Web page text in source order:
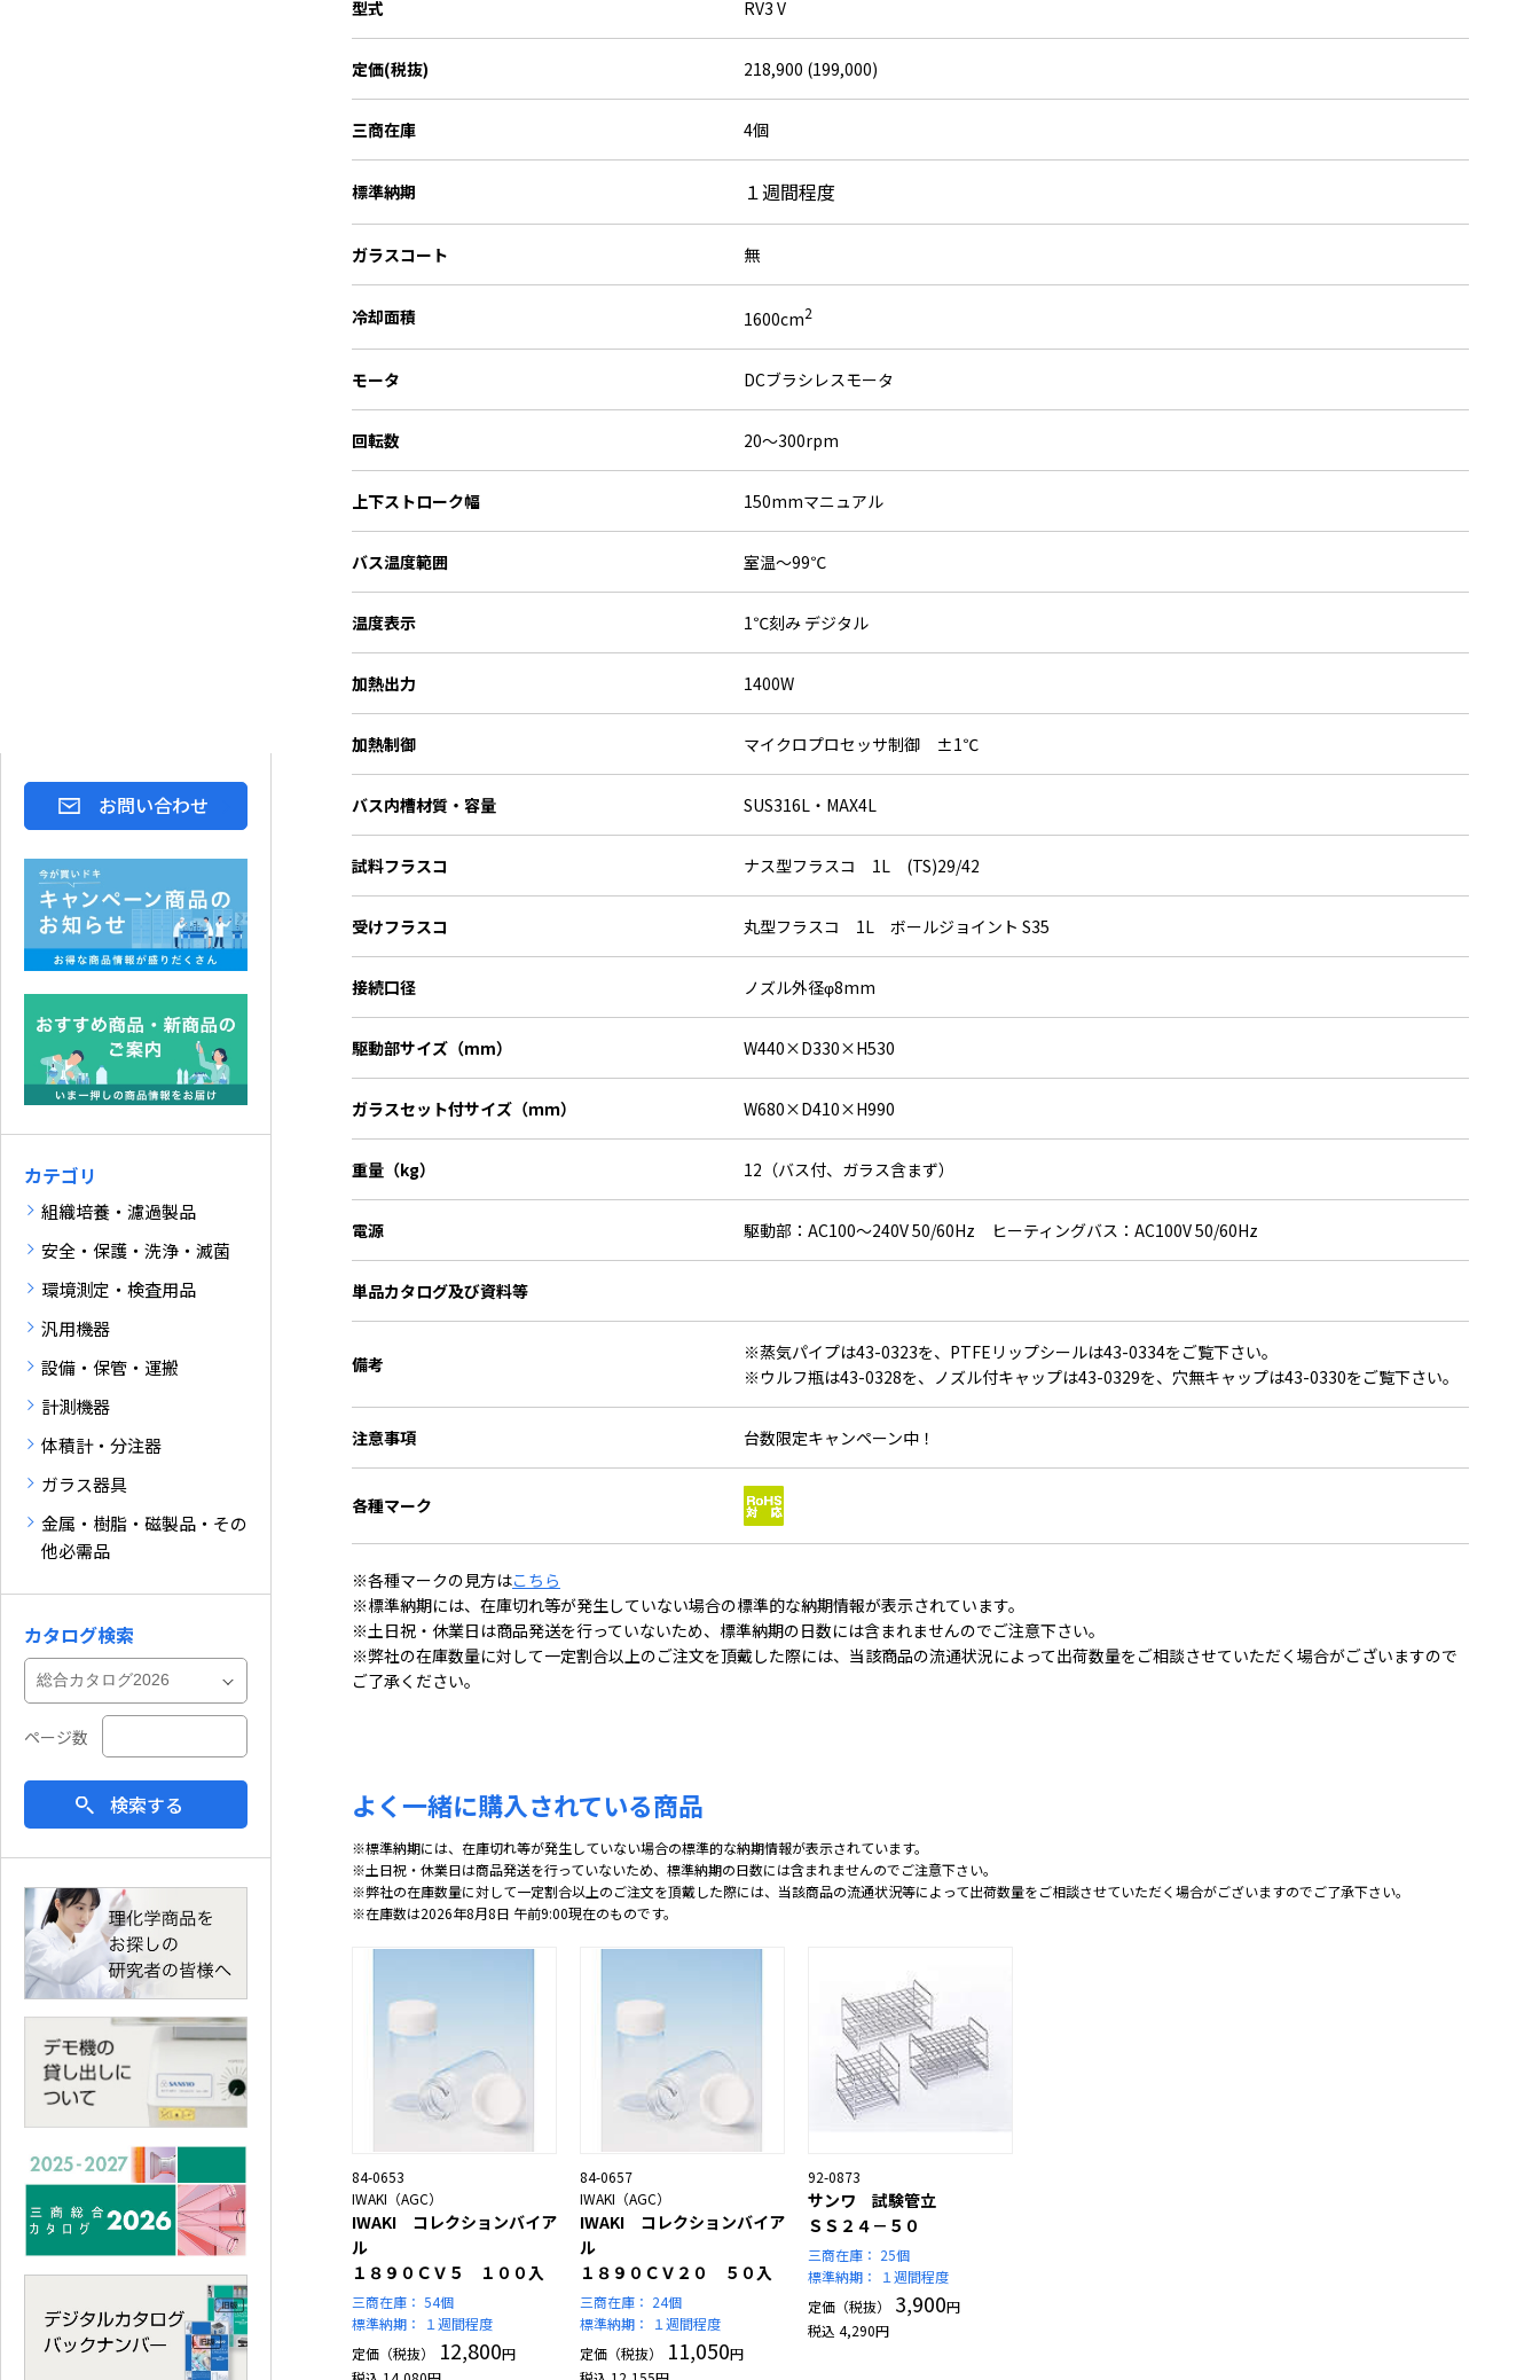
型式 RV3 V
定価(税抜) 218,900 (199,000)
三商在庫 4個
標準納期 １週間程度
ガラスコート 無
冷却面積 1600cm2
モータ DCブラシレスモータ
回転数 20～300rpm
上下ストローク幅 150mmマニュアル
バス温度範囲 室温～99℃
温度表示 1℃刻み デジタル
加熱出力 1400W
加熱制御 マイクロプロセッサ制御 ±1℃
バス内槽材質・容量 SUS316L・MAX4L
試料フラスコ ナス型フラスコ 1L (TS)29/42
受けフラスコ 丸型フラスコ 1L ボールジョイント S35
接続口径 ノズル外径φ8mm
駆動部サイズ（mm） W440×D330×H530
ガラスセット付サイズ（ｍｍ） W680×D410×H990
重量（kg） 12（バス付、ガラス含まず）
電源 駆動部：AC100～240V 50/60Hz ヒーティングバス：AC100V 50/60Hz
単品カタログ及び資料等
備考
※蒸気パイプは43-0323を、PTFEリップシールは43-0334をご覧下さい。
※ウルフ瓶は43-0328を、ノズル付キャップは43-0329を、穴無キャップは43-0330をご覧下さい。
注意事項 台数限定キャンペーン中！
各種マーク
※各種マークの見方はこちら
※標準納期には、在庫切れ等が発生していない場合の標準的な納期情報が表示されています。
※土日祝・休業日は商品発送を行っていないため、標準納期の日数には含まれませんのでご注意下さい。
※弊社の在庫数量に対して一定割合以上のご注文を頂戴した際には、当該商品の流通状況によって出荷数量をご相談させていただく場合がございますので
ご了承ください。
よく一緒に購入されている商品
※標準納期には、在庫切れ等が発生していない場合の標準的な納期情報が表示されています。
※土日祝・休業日は商品発送を行っていないため、標準納期の日数には含まれませんのでご注意下さい。
※弊社の在庫数量に対して一定割合以上のご注文を頂戴した際には、当該商品の流通状況等によって出荷数量をご相談させていただく場合がございますのでご了承下さい。
※在庫数は2026年8月8日 午前9:00現在のものです。
84-0653
IWAKI（AGC）
IWAKI コレクションバイア
ル
１８９０ＣＶ５ １００入
三商在庫： 54個
標準納期：
１週間程度
定価（税抜）
12,800円
84-0657
IWAKI（AGC）
IWAKI コレクションバイア
ル
１８９０ＣＶ２０ ５０入
三商在庫： 24個
標準納期：
１週間程度
定価（税抜）
11,050円
92-0873
サンワ 試験管立
ＳＳ２４－５０
三商在庫： 25個
標準納期：
１週間程度
定価（税抜）
3,900円
税込 4,290円
お問い合わせ
カテゴリ
組織培養・濾過製品
安全・保護・洗浄・滅菌
環境測定・検査用品
汎用機器
設備・保管・運搬
計測機器
体積計・分注器
ガラス器具
金属・樹脂・磁製品・その
他必需品
カタログ検索
ページ数
検索する